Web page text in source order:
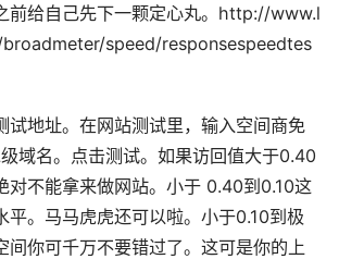
前给自己先下一颗定心丸。http://www.l
speed/responsespeedtes
试地址。在网站测试里，输入空间商免
域名。点击测试。如果访回值大于0.40
对不能拿来做网站。小于 0.40到0.10这
平。马马虎虎还可以啦。小于0.10到极
间你可千万不要错过了。这可是你的上